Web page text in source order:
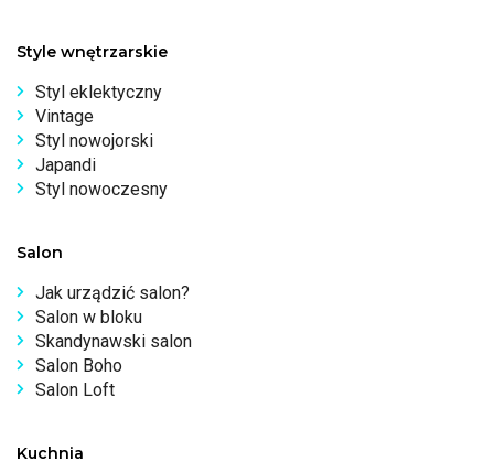
Style wnętrzarskie
Styl eklektyczny
Vintage
Styl nowojorski
Japandi
Styl nowoczesny
Salon
Jak urządzić salon?
Salon w bloku
Skandynawski salon
Salon Boho
Salon Loft
Kuchnia